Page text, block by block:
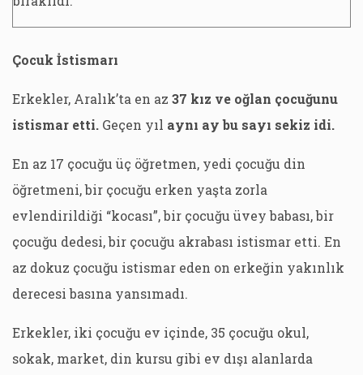
Çocuk İstismarı
Erkekler, Aralık’ta en az 37 kız ve oğlan çocuğunu
istismar etti. Geçen yıl aynı ay bu sayı sekiz idi.
En az 17 çocuğu üç öğretmen, yedi çocuğu din
öğretmeni, bir çocuğu erken yaşta zorla
evlendirildiği “kocası”, bir çocuğu üvey babası, bir
çocuğu dedesi, bir çocuğu akrabası istismar etti. En
az dokuz çocuğu istismar eden on erkeğin yakınlık
derecesi basına yansımadı.
Erkekler, iki çocuğu ev içinde, 35 çocuğu okul,
sokak, market, din kursu gibi ev dışı alanlarda